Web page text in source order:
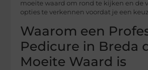
moeite waard om rond te kijken en de
opties te verkennen voordat je een
Waarom een
Pedicure in Breda
Moeite Waard is